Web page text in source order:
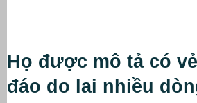
Họ được mô tả có
đáo do lai nhiều